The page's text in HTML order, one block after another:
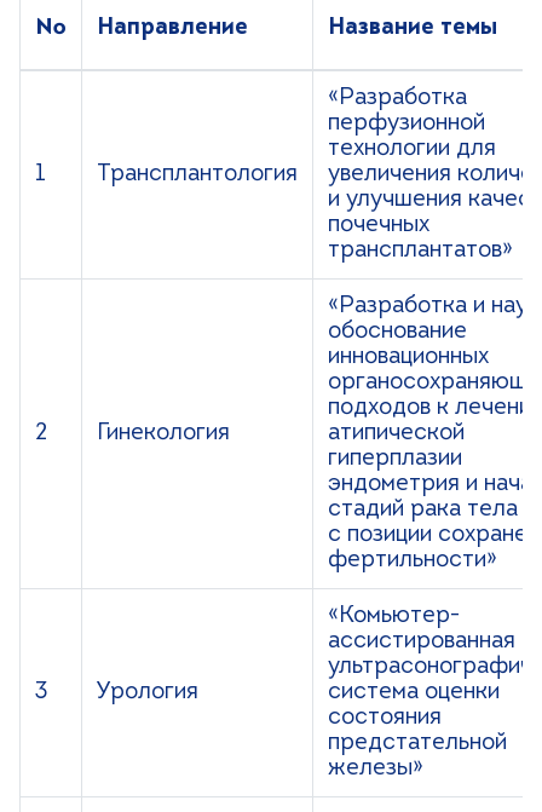
+7 (800) 600-31-41
8:00-18:00 выходные
№ Направление Название темы
1 Трансплантология
«Разработка
перфузионной
технологии для
увеличения
и улучшения
почечных
трансплантатов»
2 Гинекология
«Разработка и
обоснование
инновационных
подходов к
атипической
гиперплазии
эндометрия и
стадий рака тела
с позиции
фертильности»
3 Урология
«Комьютер-
ассистированная
система оценки
состояния
предстательной
железы»